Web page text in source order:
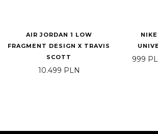
AIR JORDAN 1 LOW
FRAGMENT DESIGN X TRAVIS
SCOTT
10.499 PLN
999